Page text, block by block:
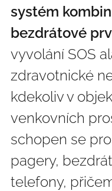
systém
bezdrátové
vyvolání SOS
zdravotnické
kdekoliv v
venkovních
schopen se
pagery,
telefony,